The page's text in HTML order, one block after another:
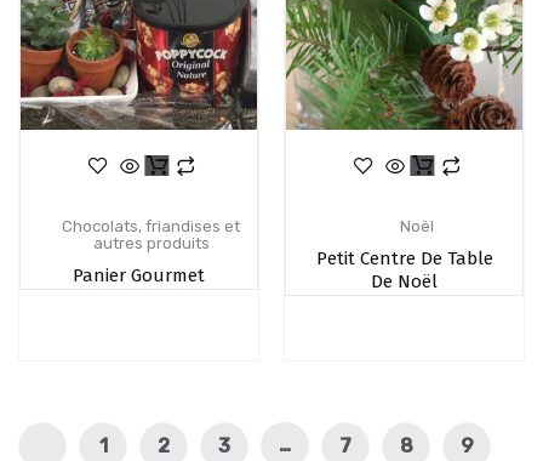
Chocolats, friandises et
autres produits
Panier Gourmet
Noël
Petit Centre De Table
De Noël
1 2 3 … 7 8 9